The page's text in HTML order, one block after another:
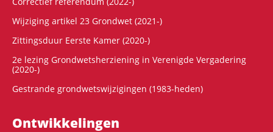
Wijziging artikel 23 Grondwet (2021-)
Zittingsduur Eerste Kamer (2020-)
2e lezing Grondwetsherziening in Verenigde Vergadering
(2020-)
Gestrande grondwetswijzigingen (1983-heden)
Ontwikke­lingen